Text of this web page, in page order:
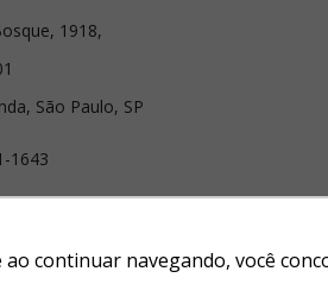
continuar navegando, você
1918,
São Paulo, SP
1643